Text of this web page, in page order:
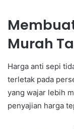
Murah
Harga anti sepi
terletak pada
yang wajar lebih
penyajian harga